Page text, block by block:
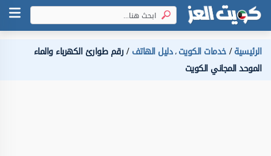
الرئيسية خدمات الكويت،دليل الهاتف رقم طوارئ الكهرباء والماء
الموحد المجاني الكويت